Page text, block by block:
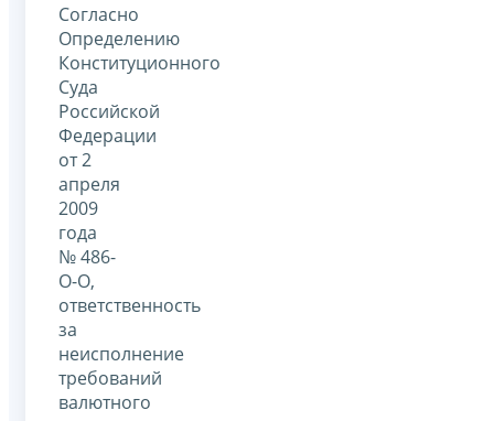
Согласно
Определению
Конституционного
Суда
Российской
Федерации
от 2
апреля
2009
года
№ 486-
О-О,
ответственность
за
неисполнение
требований
валютного